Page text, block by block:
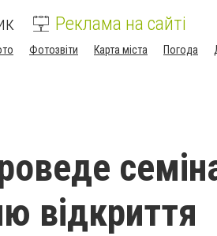
Реклама на сайті
Фотозвіти Карта міста Погода
відкриття